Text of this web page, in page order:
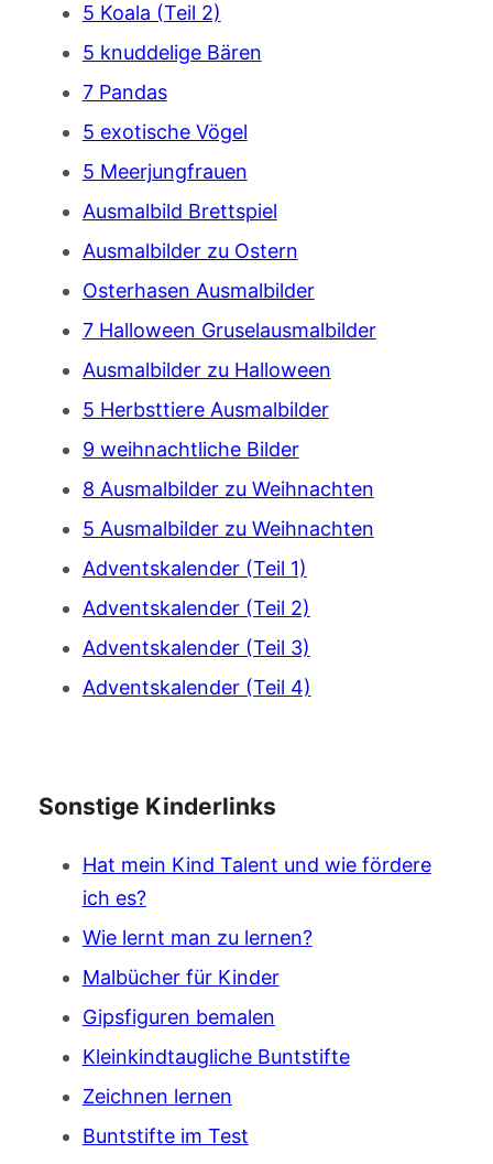
5 Koala (Teil 2)
5 knuddelige Bären
7 Pandas
5 exotische Vögel
5 Meerjungfrauen
Ausmalbild Brettspiel
Ausmalbilder zu Ostern
Osterhasen Ausmalbilder
7 Halloween Gruselausmalbilder
Ausmalbilder zu Halloween
5 Herbsttiere Ausmalbilder
9 weihnachtliche Bilder
8 Ausmalbilder zu Weihnachten
5 Ausmalbilder zu Weihnachten
Adventskalender (Teil 1)
Adventskalender (Teil 2)
Adventskalender (Teil 3)
Adventskalender (Teil 4)
Sonstige Kinderlinks
Hat mein Kind Talent und wie fördere
ich es?
Wie lernt man zu lernen?
Malbücher für Kinder
Gipsfiguren bemalen
Kleinkindtaugliche Buntstifte
Zeichnen lernen
Buntstifte im Test